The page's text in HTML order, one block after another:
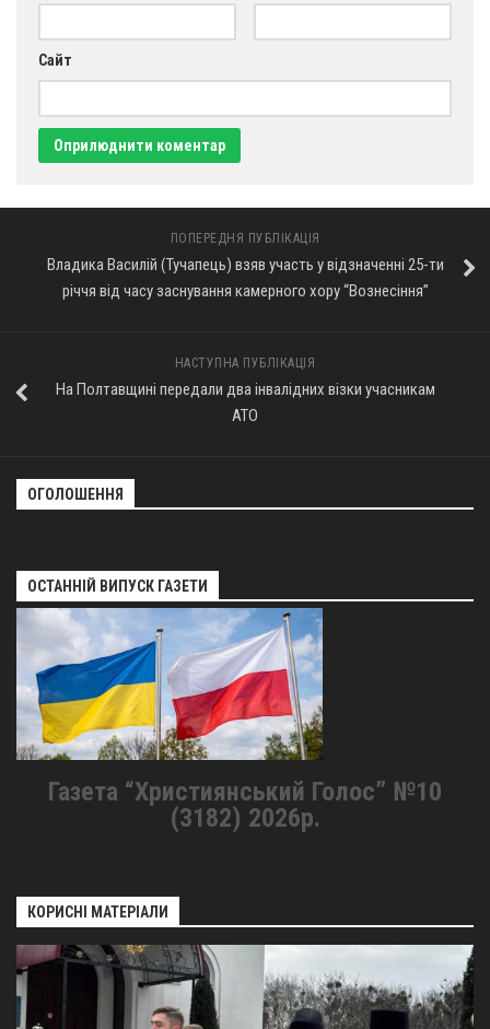
Сайт
ПОПЕРЕДНЯ ПУБЛІКАЦІЯ
Владика Василій (Тучапець) взяв участь у відзначенні 25-ти
річчя від часу заснування камерного хору “Вознесіння”
НАСТУПНА ПУБЛІКАЦІЯ
На Полтавщині передали два інвалідних візки учасникам
АТО
ОГОЛОШЕННЯ
ОСТАННІЙ ВИПУСК ГАЗЕТИ
Газета “Християнський Голос” №10
(3182) 2026р.
КОРИСНІ МАТЕРІАЛИ